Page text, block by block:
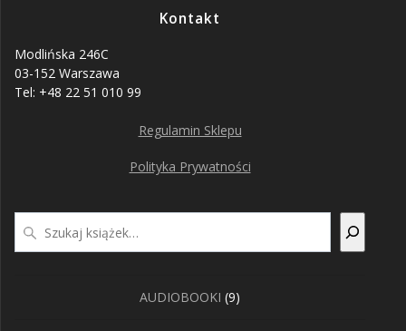
Kontakt
Modlińska 246C
03-152 Warszawa
Tel: +48 22 51 010 99
Regulamin Sklepu
Polityka Prywatności
AUDIOBOOKI 99